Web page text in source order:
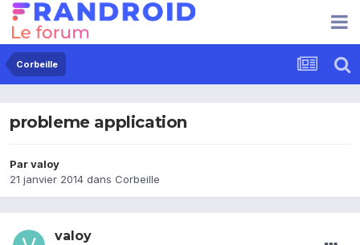
Corbeille
probleme application
Parvaloy
21 janvier 2014 dans Corbeille
valoy